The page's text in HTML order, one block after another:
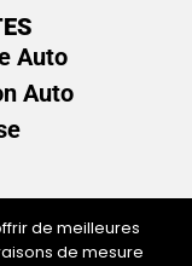
Auto
Auto
de meilleures
de mesure